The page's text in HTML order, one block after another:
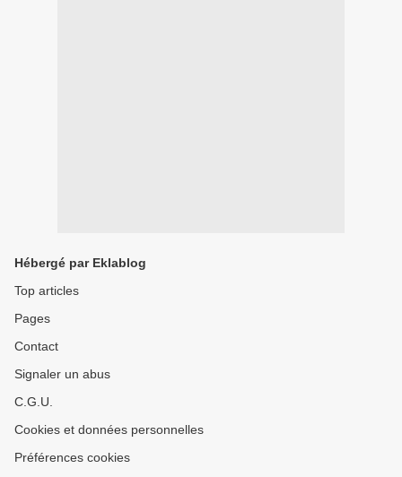
Hébergé par Eklablog
Top articles
Pages
Contact
Signaler un abus
C.G.U.
Cookies et données personnelles
Préférences cookies